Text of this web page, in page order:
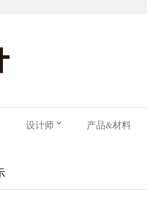
设计师 产品&材料